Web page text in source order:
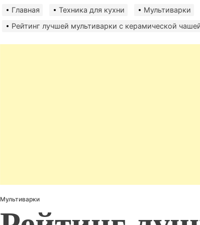
Главная Техника для кухни
Мультиварки
Рейтинг лучшей мультиварки с керамической
Мультиварки